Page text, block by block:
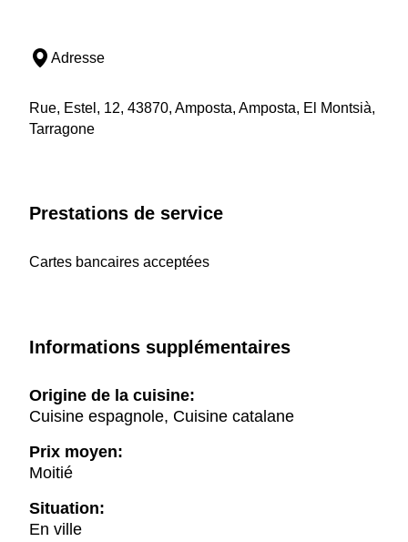
Adresse
Rue, Estel, 12, 43870, Amposta, Amposta, El Montsià,
Tarragone
Prestations de service
Cartes bancaires acceptées
Informations supplémentaires
Origine de la cuisine:
Cuisine espagnole, Cuisine catalane
Prix moyen:
Moitié
Situation:
En ville